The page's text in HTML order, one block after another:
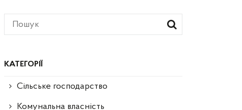
КАТЕГОРІЇ
Сільське господарство
Комунальна власність